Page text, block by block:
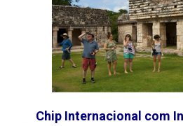
Chip Internacional com